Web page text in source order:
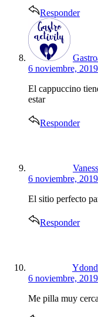
Responder
6 noviembre,
El cappuccino
estar
Responder
6 noviembre,
El sitio perfecto
Responder
6 noviembre,
Me pilla muy